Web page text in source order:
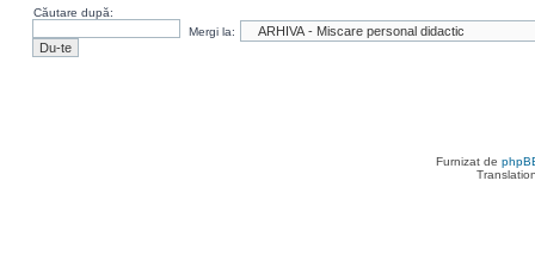
Căutare după:
Mergi la:
Furnizat de